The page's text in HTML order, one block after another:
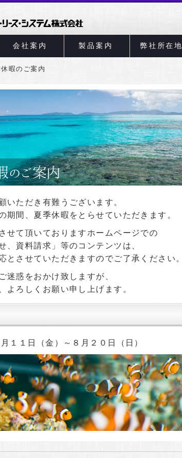
会社案内 製品案内 弊社所在地
休暇のご案内
いただき有難うございます。
期間、夏季休暇をとらせていただきます。
せて頂いておりますホームページでの
、資料請求」等のコンテンツは、
とさせていただきますのでご了承ください。
迷惑をおかけ致しますが、
よろしくお願い申し上げます。
１１日（金）～８月２０日（日）